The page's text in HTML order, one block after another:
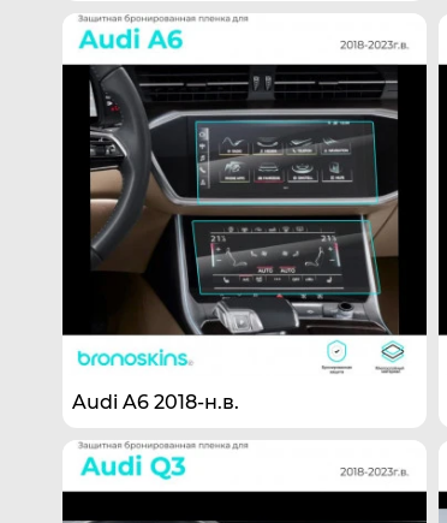
Audi A6 2018-н.в.